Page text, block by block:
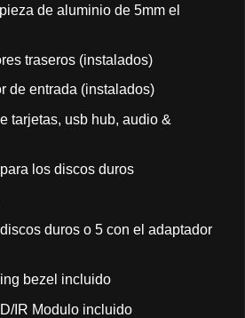
de aluminio de 5mm el
traseros (instalados)
de entrada (instalados)
tarjetas, usb hub, audio &
los discos duros
duros o 5 con el adaptador
bezel incluido
IR Modulo incluido